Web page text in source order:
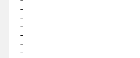
-
-
-
-
-
-